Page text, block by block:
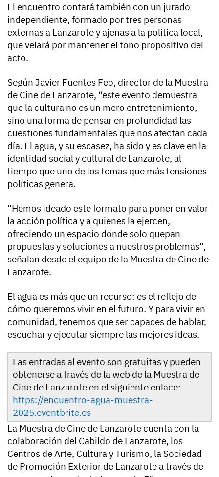
El encuentro contará también con un jurado
independiente, formado por tres personas
externas a Lanzarote y ajenas a la política local,
que velará por mantener el tono propositivo del
acto.
Según Javier Fuentes Feo, director de la Muestra
de Cine de Lanzarote, “este evento demuestra
que la cultura no es un mero entretenimiento,
sino una forma de pensar en profundidad las
cuestiones fundamentales que nos afectan cada
día. El agua, y su escasez, ha sido y es clave en la
identidad social y cultural de Lanzarote, al
tiempo que uno de los temas que más tensiones
políticas genera.
“Hemos ideado este formato para poner en valor
la acción política y a quienes la ejercen,
ofreciendo un espacio donde solo quepan
propuestas y soluciones a nuestros problemas”,
señalan desde el equipo de la Muestra de Cine de
Lanzarote.
El agua es más que un recurso: es el reflejo de
cómo queremos vivir en el futuro. Y para vivir en
comunidad, tenemos que ser capaces de hablar,
escuchar y ejecutar siempre las mejores ideas.
Las entradas al evento son gratuitas y pueden
obtenerse a través de la web de la Muestra de
Cine de Lanzarote en el siguiente enlace:
https://encuentro-agua-muestra-
2025.eventbrite.es
La Muestra de Cine de Lanzarote cuenta con la
colaboración del Cabildo de Lanzarote, los
Centros de Arte, Cultura y Turismo, la Sociedad
de Promoción Exterior de Lanzarote a través de